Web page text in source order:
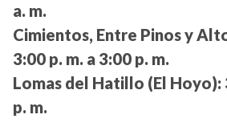
a. m.
Cimientos, Entre Pinos y
3:00 p. m. a 3:00 p. m.
Lomas del Hatillo (El Hoyo):
p. m.